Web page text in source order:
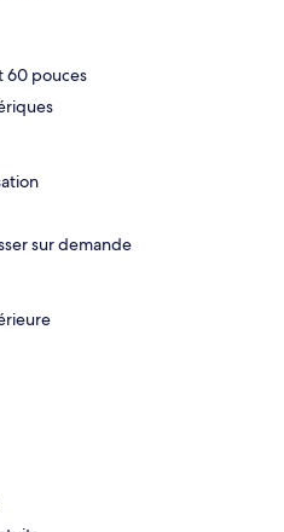
60 pouces
sur demande